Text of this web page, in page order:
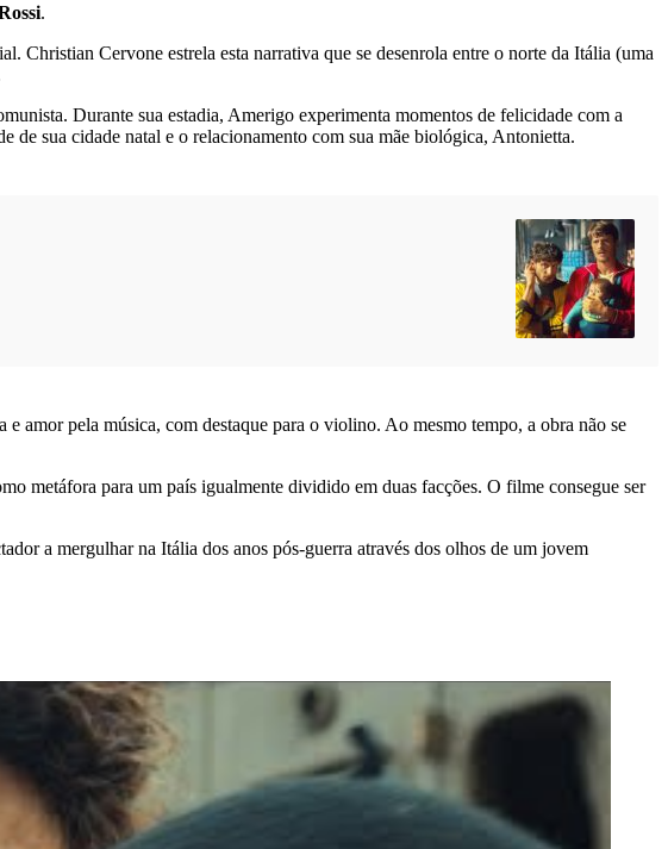
.
Christian Cervone estrela esta narrativa que se desenrola entre o norte da Itália (uma
Durante sua estadia, Amerigo experimenta momentos de felicidade com a
de sua cidade natal e o relacionamento com sua mãe biológica, Antonietta.
amor pela música, com destaque para o violino. Ao mesmo tempo, a obra não se
metáfora para um país igualmente dividido em duas facções. O filme consegue ser
a mergulhar na Itália dos anos pós-guerra através dos olhos de um jovem